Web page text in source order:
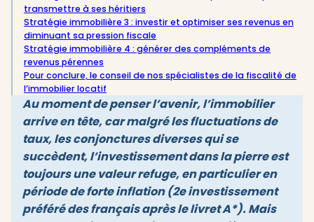
transmettre à ses héritiers
Stratégie immobilière 3 : investir et optimiser ses revenus en
diminuant sa pression fiscale
Stratégie immobilière 4 : générer des compléments de
revenus pérennes
Pour conclure, le conseil de nos spécialistes de la fiscalité de
l’immobilier locatif
Au moment de penser l’avenir, l’immobilier
arrive en tête, car malgré les fluctuations de
taux, les conjonctures diverses qui se
succèdent, l’investissement dans la pierre est
toujours une valeur refuge, en particulier en
période de forte inflation (2e investissement
préféré des français après le livret A*). Mais